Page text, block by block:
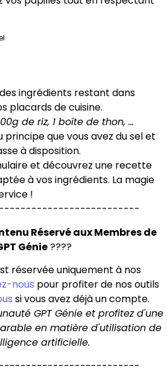
ingrédients restant dans
placards de cuisine.
de riz, 1 boîte de thon, …
principe que vous avez du sel et
à disposition.
et découvrez une recette
à vos ingrédients. La magie
!
Réservé aux Membres de
Génie????
réservée uniquement à nos
nous pour profiter de nos outils
si vous avez déjà un compte.
GPT Génie et profitez d'une
en matière d'utilisation de
artificielle.